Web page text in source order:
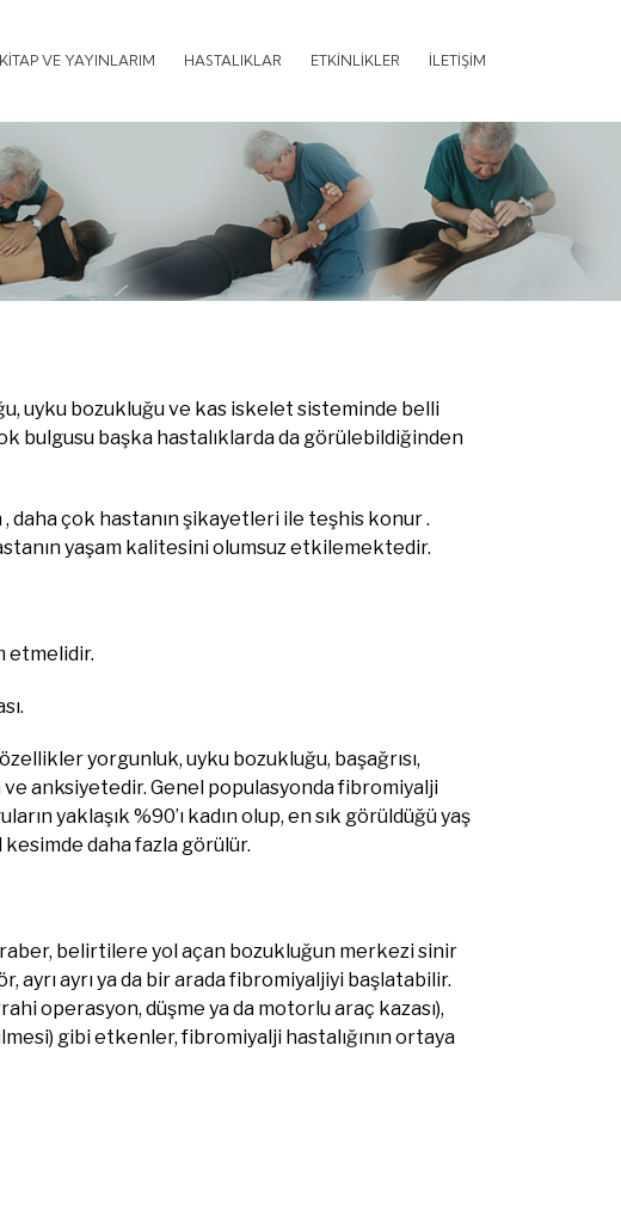
KİTAP VE YAYINLARIM HASTALIKLAR ETKİNLİKLER İLETİŞİM
uyku bozukluğu ve kas iskelet sisteminde belli
bulgusu başka hastalıklarda da görülebildiğinden
çok hastanın şikayetleri ile teşhis konur .
yaşam kalitesini olumsuz etkilemektedir.
etmelidir.
yorgunluk, uyku bozukluğu, başağrısı,
anksiyetedir. Genel populasyonda fibromiyalji
yaklaşık %90’ı kadın olup, en sık görüldüğü yaş
daha fazla görülür.
belirtilere yol açan bozukluğun merkezi sinir
ayrı ya da bir arada fibromiyaljiyi başlatabilir.
operasyon, düşme ya da motorlu araç kazası),
gibi etkenler, fibromiyalji hastalığının ortaya